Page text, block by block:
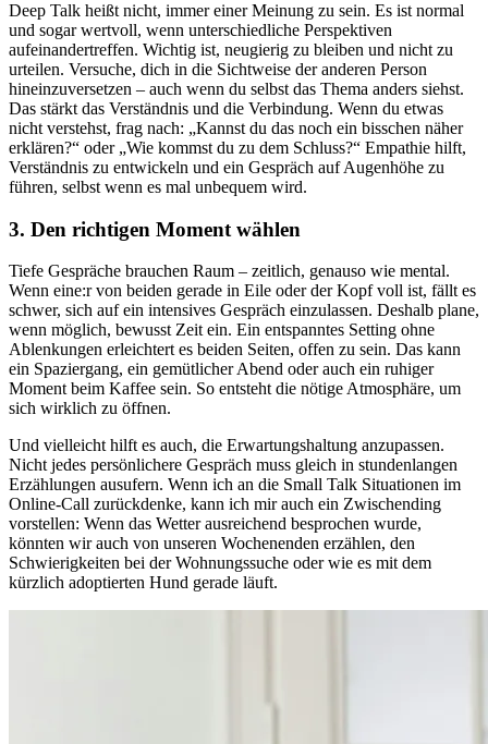
Deep Talk heißt nicht, immer einer Meinung zu sein. Es ist normal
und sogar wertvoll, wenn unterschiedliche Perspektiven
aufeinandertreffen. Wichtig ist, neugierig zu bleiben und nicht zu
urteilen. Versuche, dich in die Sichtweise der anderen Person
hineinzuversetzen – auch wenn du selbst das Thema anders siehst.
Das stärkt das Verständnis und die Verbindung. Wenn du etwas
nicht verstehst, frag nach: „Kannst du das noch ein bisschen näher
erklären?“ oder „Wie kommst du zu dem Schluss?“ Empathie hilft,
Verständnis zu entwickeln und ein Gespräch auf Augenhöhe zu
führen, selbst wenn es mal unbequem wird.
3. Den richtigen Moment wählen
Tiefe Gespräche brauchen Raum – zeitlich, genauso wie mental.
Wenn eine:r von beiden gerade in Eile oder der Kopf voll ist, fällt es
schwer, sich auf ein intensives Gespräch einzulassen. Deshalb plane,
wenn möglich, bewusst Zeit ein. Ein entspanntes Setting ohne
Ablenkungen erleichtert es beiden Seiten, offen zu sein. Das kann
ein Spaziergang, ein gemütlicher Abend oder auch ein ruhiger
Moment beim Kaffee sein. So entsteht die nötige Atmosphäre, um
sich wirklich zu öffnen.
Und vielleicht hilft es auch, die Erwartungshaltung anzupassen.
Nicht jedes persönlichere Gespräch muss gleich in stundenlangen
Erzählungen ausufern. Wenn ich an die Small Talk Situationen im
Online-Call zurückdenke, kann ich mir auch ein Zwischending
vorstellen: Wenn das Wetter ausreichend besprochen wurde,
könnten wir auch von unseren Wochenenden erzählen, den
Schwierigkeiten bei der Wohnungssuche oder wie es mit dem
kürzlich adoptierten Hund gerade läuft.